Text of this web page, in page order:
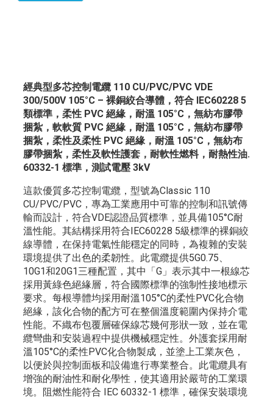
經典型多芯控制電纜 110 CU/PVC/PVC VDE
300/500V 105°C – 裸銅絞合導體，符合 IEC60228 5
類標準，柔性 PVC 絕緣，耐溫 105°C，無紡布膠帶
捆紮，軟軟質 PVC 絕緣，耐溫 105°C，無紡布膠帶
捆紮，柔性及柔性 PVC 絕緣，耐溫 105°C，無紡布
膠帶捆紮，柔性及軟性護套，耐軟性燃料，耐熱性油.
60332-1 標準，測試電壓 3kV
這款優質多芯控制電纜，型號為Classic 110
CU/PVC/PVC，專為工業應用中可靠的控制和訊號傳
輸而設計，符合VDE認證品質標準，並具備105°C耐
溫性能。其結構採用符合IEC60228 5級標準的裸銅絞
線導體，在保持電氣性能穩定的同時，為複雜的安裝
環境提供了出色的柔韌性。此電纜提供5G0.75、
10G1和20G1三種配置，其中「G」表示其中一根線芯
採用黃綠色絕緣層，符合國際標準的強制性接地標示
要求。每根導體均採用耐溫105°C的柔性PVC化合物
絕緣，該化合物的配方可在整個溫度範圍內保持介電
性能。不織布包覆層確保線芯幾何形狀一致，並在電
纜彎曲和安裝過程中提供機械穩定性。外護套採用耐
溫105°C的柔性PVC化合物製成，並塗上工業灰色，
以便於與控制面板和設備進行專業整合。此電纜具有
增強的耐油性和耐化學性，使其適用於嚴苛的工業環
境。阻燃性能符合 IEC 60332-1 標準，確保安裝環境